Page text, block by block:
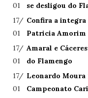
01
se desligou do
17/
01
Confira a
Patricia Amorim
17/
01
Amaral e
do Flamengo
17/
01
Leonardo Moura
Campeonato